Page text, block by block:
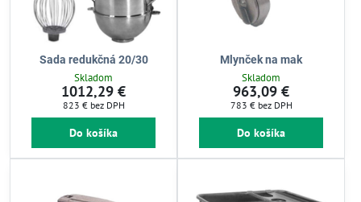
Sada redukčná 20/30
Skladom
1012,29 €
823 € bez DPH
Do košíka
Mlynček na mak
Skladom
963,09 €
783 € bez DPH
Do košíka